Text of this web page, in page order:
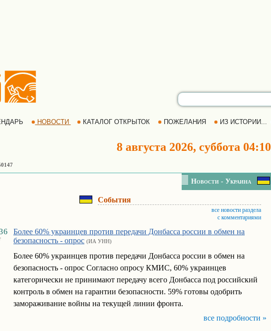
НОВОСТИ КАТАЛОГ ОТКРЫТОК ПОЖЕЛАНИЯ ИЗ ИСТОРИИ...
8 августа 2026, суббота 04:10
Новости - Украина
События
все новости раздела
с комментариями
Более 60% украинцев против передачи Донбасса россии в обмен на
безопасность - опрос (ИА УНН)
Более 60% украинцев против передачи Донбасса россии в обмен на
безопасность - опрос Согласно опросу КМИС, 60% украинцев
категорически не принимают передачу всего Донбасса под российский
контроль в обмен на гарантии безопасности. 59% готовы одобрить
замораживание войны на текущей линии фронта.
все подробности »